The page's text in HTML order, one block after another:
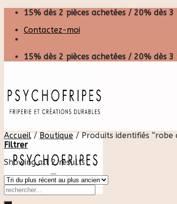
Skip
content
15% dès 2 pièces achetées / 20% dès
Contactez-moi
15% dès 2 pièces achetées / 20% dès
Accueil / Boutique /Produits identifiés “robe
Filtrer
Showing all 2 results